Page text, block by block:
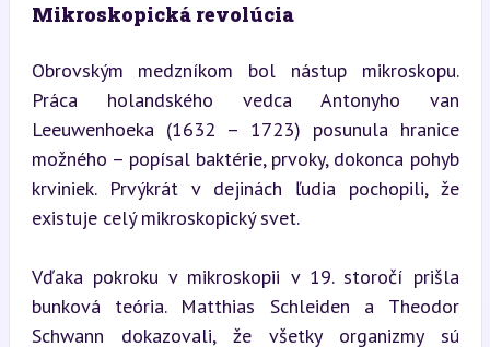
Mikroskopická revolúcia
Obrovským medzníkom bol nástup mikroskopu.
Práca holandského vedca Antonyho van
Leeuwenhoeka (1632 – 1723) posunula hranice
možného – popísal baktérie, prvoky, dokonca pohyb
krviniek. Prvýkrát v dejinách ľudia pochopili, že
existuje celý mikroskopický svet.
Vďaka pokroku v mikroskopii v 19. storočí prišla
bunková teória. Matthias Schleiden a Theodor
Schwann dokazovali, že všetky organizmy sú